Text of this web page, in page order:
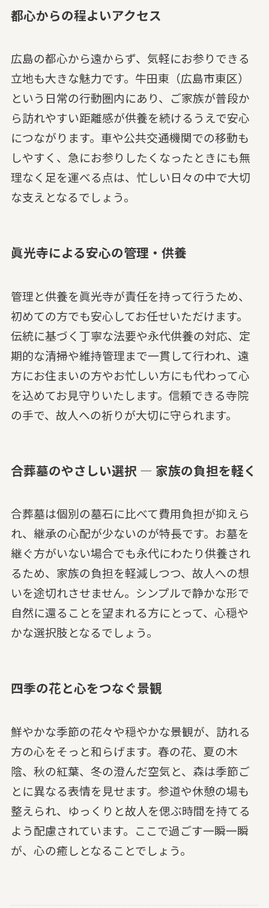
都心からの程よいアクセス
広島の都心から遠からず、気軽にお参りできる
立地も大きな魅力です。牛田東（広島市東区）
という日常の行動圏内にあり、ご家族が普段か
ら訪れやすい距離感が供養を続けるうえで安心
につながります。車や公共交通機関での移動も
しやすく、急にお参りしたくなったときにも無
理なく足を運べる点は、忙しい日々の中で大切
な支えとなるでしょう。
眞光寺による安心の管理・供養
管理と供養を眞光寺が責任を持って行うため、
初めての方でも安心してお任せいただけます。
伝統に基づく丁寧な法要や永代供養の対応、定
期的な清掃や維持管理まで一貫して行われ、遠
方にお住まいの方やお忙しい方にも代わって心
を込めてお見守りいたします。信頼できる寺院
の手で、故人への祈りが大切に守られます。
合葬墓のやさしい選択 — 家族の負担を軽く
合葬墓は個別の墓石に比べて費用負担が抑えら
れ、継承の心配が少ないのが特長です。お墓を
継ぐ方がいない場合でも永代にわたり供養され
るため、家族の負担を軽減しつつ、故人への想
いを途切れさせません。シンプルで静かな形で
自然に還ることを望まれる方にとって、心穏や
かな選択肢となるでしょう。
四季の花と心をつなぐ景観
鮮やかな季節の花々や穏やかな景観が、訪れる
方の心をそっと和らげます。春の花、夏の木
陰、秋の紅葉、冬の澄んだ空気と、森は季節ご
とに異なる表情を見せます。参道や休憩の場も
整えられ、ゆっくりと故人を偲ぶ時間を持てる
よう配慮されています。ここで過ごす一瞬一瞬
が、心の癒しとなることでしょう。